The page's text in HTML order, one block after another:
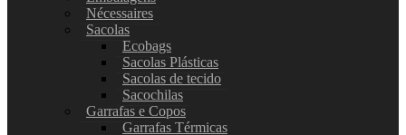
Nécessaires
Sacolas
Ecobags
Sacolas Plásticas
Sacolas de tecido
Sacochilas
Garrafas e Copos
Garrafas Térmicas